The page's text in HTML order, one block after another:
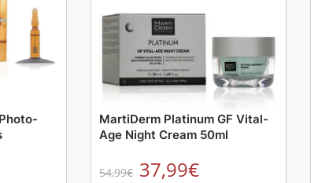
MartiDerm Platinum GF Vital-
Age Night Cream 50ml
54,99€ 37,99€